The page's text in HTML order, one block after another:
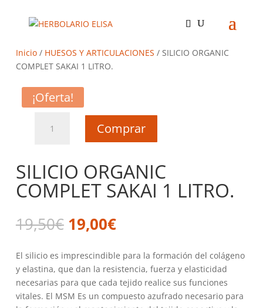
Inicio/ HUESOS Y ARTICULACIONES / SILICIO ORGANIC
COMPLET SAKAI 1 LITRO.
¡Oferta!
ORGANIC
LITRO.
cantidad
Comprar
SILICIO ORGANIC
COMPLET SAKAI 1 LITRO.
19,50€ El
precio
original
era:
19,50€.
19,00€El
precio
actual
es:
19,00€.
El silicio es imprescindible para la formación del colágeno
y elastina, que dan la resistencia, fuerza y elasticidad
necesarias para que cada tejido realice sus funciones
vitales. El MSM Es un compuesto azufrado necesario para